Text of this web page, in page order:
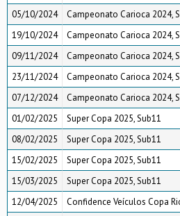
05/10/2024
Campeonato Carioca 2024,
19/10/2024
Campeonato Carioca 2024,
09/11/2024
Campeonato Carioca 2024,
23/11/2024
Campeonato Carioca 2024,
07/12/2024
Campeonato Carioca 2024,
01/02/2025
Super Copa 2025, Sub11
08/02/2025
Super Copa 2025, Sub11
15/02/2025
Super Copa 2025, Sub11
15/03/2025
Super Copa 2025, Sub11
12/04/2025
Confidence Veículos Copa